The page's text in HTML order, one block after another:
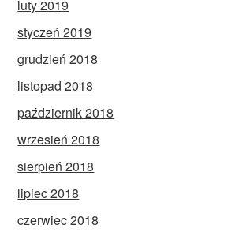
luty 2019
styczeń 2019
grudzień 2018
listopad 2018
październik 2018
wrzesień 2018
sierpień 2018
lipiec 2018
czerwiec 2018